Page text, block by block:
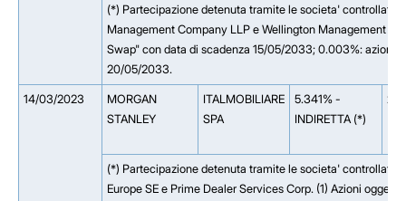
(*) Partecipazione detenuta tramite le societa' controllate
Management Company LLP e Wellington Management
Swap" con data di scadenza 15/05/2033; 0.003%: azioni
20/05/2033.
14/03/2023
MORGAN
STANLEY
ITALMOBILIARE
SPA
5.341% -
INDIRETTA (*)
(*) Partecipazione detenuta tramite le societa' controllate
Europe SE e Prime Dealer Services Corp. (1) Azioni